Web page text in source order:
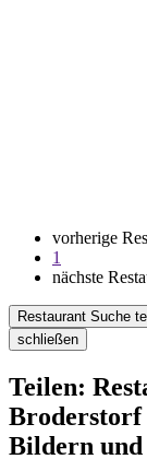
vorherige
1
nächste
Restaurant Suche
schließen
Teilen:
Broderstorf
Bildern und